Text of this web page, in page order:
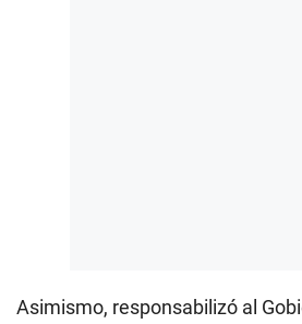
Asimismo, responsabilizó al